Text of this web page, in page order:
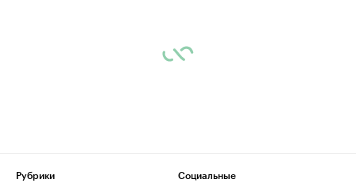
Рубрики
Социальные